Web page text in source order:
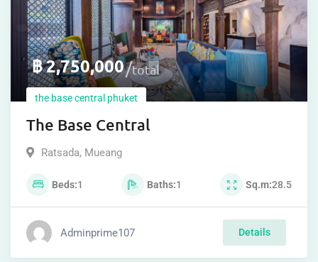
฿2,750,000 total
the base central phuket
The Base Central
Ratsada, Mueang
Beds 1 Baths 1 Sq.m 28.5
Adminprime107 Details